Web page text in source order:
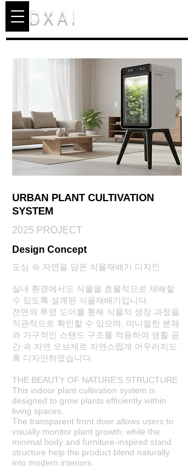
DXAI
URBAN PLANT CULTIVATION
SYSTEM
2025 PROJECT
Design Concept
도심 속 자연을 담은 식물재배기 디자인
실내 환경에서도 식물을 효율적으로 재배할
수 있도록 설계된 식물재배기입니다.
전면의 투명 도어를 통해 식물의 생장 과정을
직관적으로 확인할 수 있으며, 미니멀한 본체
와 가구적인 스탠드 구조를 적용하여 생활 공
간 속 자연 오브제로 자연스럽게 어우러지도
록 디자인하였습니다.
THE BEAUTY OF NATURE'S STRUCTURE
This indoor plant cultivation system is
designed to grow plants efficiently within
living spaces.
The transparent front door allows users to
visually monitor plant growth, while the
minimal body and furniture-inspired stand
structure help the product blend naturally
into modern interiors.